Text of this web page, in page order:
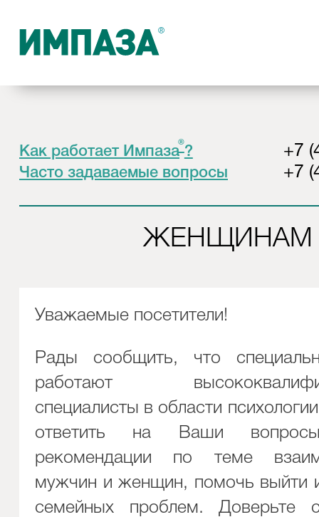
Как работает Импаза®?
Часто задаваемые вопросы
+7
+7
ЖЕНЩИНАМ
Уважаемые посетители!
Рады сообщить, что
работают
специалисты в области
ответить на Ваши
рекомендации по теме
мужчин и женщин, помочь выйти
семейных проблем. Доверьте